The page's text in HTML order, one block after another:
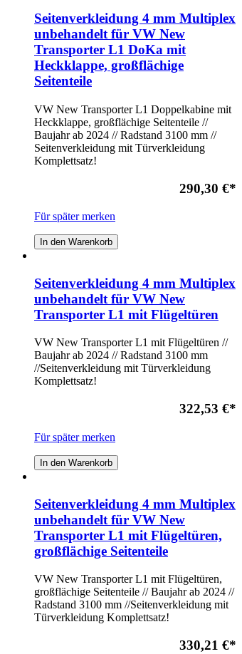
Seitenverkleidung 4 mm Multiplex
unbehandelt für VW New
Transporter L1 DoKa mit
Heckklappe, großflächige
Seitenteile
VW New Transporter L1 Doppelkabine mit
Heckklappe, großflächige Seitenteile //
Baujahr ab 2024 // Radstand 3100 mm //
Seitenverkleidung mit Türverkleidung
Komplettsatz!
290,30 €*
Für später merken
In den Warenkorb
Seitenverkleidung 4 mm Multiplex
unbehandelt für VW New
Transporter L1 mit Flügeltüren
VW New Transporter L1 mit Flügeltüren //
Baujahr ab 2024 // Radstand 3100 mm
//Seitenverkleidung mit Türverkleidung
Komplettsatz!
322,53 €*
Für später merken
In den Warenkorb
Seitenverkleidung 4 mm Multiplex
unbehandelt für VW New
Transporter L1 mit Flügeltüren,
großflächige Seitenteile
VW New Transporter L1 mit Flügeltüren,
großflächige Seitenteile // Baujahr ab 2024 //
Radstand 3100 mm //Seitenverkleidung mit
Türverkleidung Komplettsatz!
330,21 €*